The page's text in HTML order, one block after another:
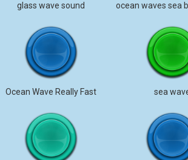
glass wave sound
Ocean Wave Really Fast sea